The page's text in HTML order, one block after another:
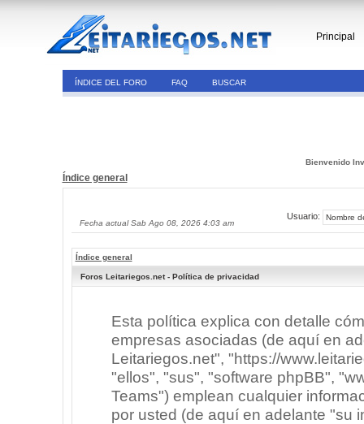
Principal
ÍNDICE DEL FORO FAQ BUSCAR
Bienvenido
Índice general
Fecha actual Sab Ago 08, 2026 4:03 am
Usuario:
Índice general
Foros Leitariegos.net - Política de privacidad
Esta política explica con detalle
empresas asociadas (de aquí en
Leitariegos.net", "https://
"ellos", "sus", "software phpBB",
Teams") emplean cualquier
por usted (de aquí en adelante "su